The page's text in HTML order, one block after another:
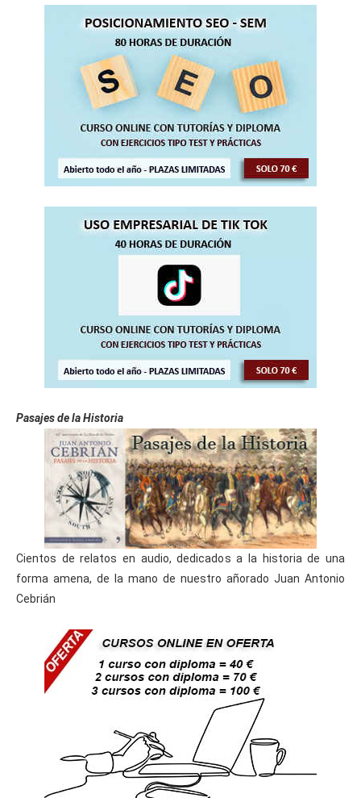
Pasajes de la Historia
Cientos de relatos en audio, dedicados a la historia de una
forma amena, de la mano de nuestro añorado Juan Antonio
Cebrián